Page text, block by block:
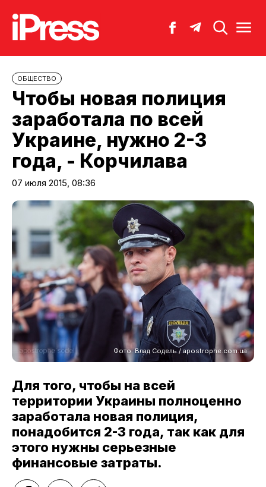
ОБЩЕСТВО
Чтобы новая полиция
заработала по всей
Украине, нужно 2-3
года, - Корчилава
07 июля 2015, 08:36
Фото: Влад Содель / apostrophe.com.ua
Для того, чтобы на всей
территории Украины полноценно
заработала новая полиция,
понадобится 2-3 года, так как для
этого нужны серьезные
финансовые затраты.